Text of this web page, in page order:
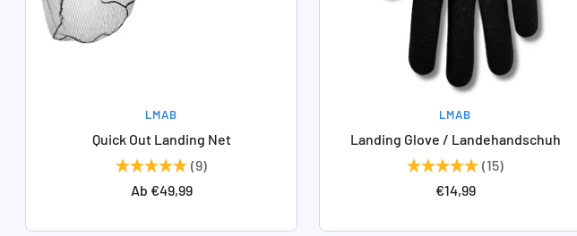
LMAB
Quick Out Landing Net
(9)
Angebotspreis
Ab €49,99
LMAB
Landing Glove / Landehandschuh
(15)
Angebotspreis
€14,99